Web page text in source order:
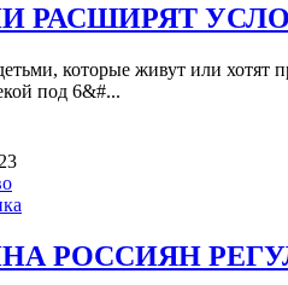
РАСШИРЯТ
которые живут или хотят
под 6&#...
РОССИЯН